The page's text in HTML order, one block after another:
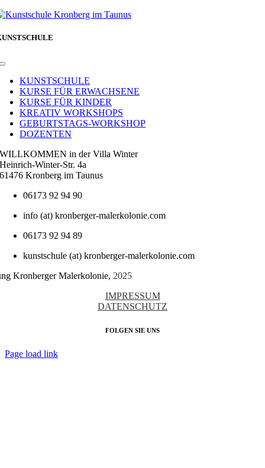
Toggle
NavigationKUNSTSCHULE
KURSE FÜR ERWACHSENE
KURSE FÜR KINDER
KREATIV WORKSHOPS
GEBURTSTAGS-WORKSHOP
DOZENTEN
WILLKOMMEN in der Villa Winter
Heinrich-Winter-Str. 4a
61476 Kronberg im Taunus
06173 92 94 90
info (at) kronberger-malerkolonie.com
06173 92 94 89
kunstschule (at) kronberger-malerkolonie.com
Kronberger Malerkolonie, 2025
IMPRESSUM
DATENSCHUTZ
FOLGEN SIE UNS
Page load link